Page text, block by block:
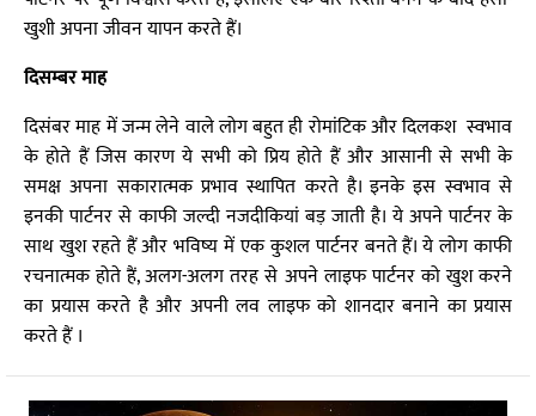
खुशी अपना जीवन यापन करते हैं।
दिसम्बर माह
दिसंबर माह में जन्म लेने वाले लोग बहुत ही रोमांटिक और दिलकश स्वभाव
के होते हैं जिस कारण ये सभी को प्रिय होते हैं और आसानी से सभी के
समक्ष अपना सकारात्मक प्रभाव स्थापित करते है। इनके इस स्वभाव से
इनकी पार्टनर से काफी जल्दी नजदीकियां बड़ जाती है। ये अपने पार्टनर के
साथ खुश रहते हैं और भविष्य में एक कुशल पार्टनर बनते हैं। ये लोग काफी
रचनात्मक होते हैं, अलग-अलग तरह से अपने लाइफ पार्टनर को खुश करने
का प्रयास करते है और अपनी लव लाइफ को शानदार बनाने का प्रयास
करते हैं ।